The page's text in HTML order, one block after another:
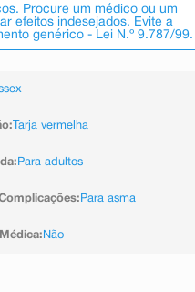
Procure um médico ou um
efeitos indesejados. Evite a
genérico - Lei N.º 9.787/99.
: Tarja vermelha
: Para adultos
: Para asma
: Não